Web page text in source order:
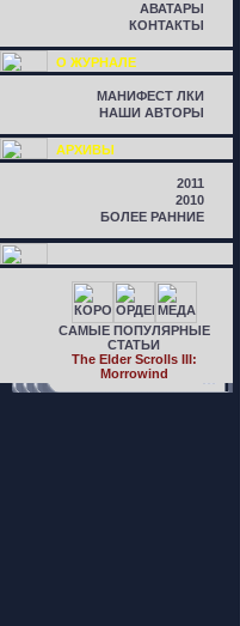
АВАТАРЫ
КОНТАКТЫ
О ЖУРНАЛЕ
МАНИФЕСТ ЛКИ
НАШИ АВТОРЫ
АРХИВЫ
2011
2010
БОЛЕЕ РАННИЕ
САМЫЕ ПОПУЛЯРНЫЕ
СТАТЬИ
The Elder Scrolls III:
Morrowind